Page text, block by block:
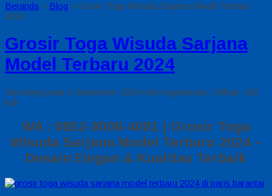
Beranda » Blog » Grosir Toga Wisuda Sarjana Model Terbaru
2024
Grosir Toga Wisuda Sarjana
Model Terbaru 2024
Diposting pada 3 September 2024 oleh togawisuda / Dilihat: 428
kali
WA : 0852-8008-4081 | Grosir Toga
Wisuda Sarjana Model Terbaru 2024 –
Desain Elegan & Kualitas Terbaik